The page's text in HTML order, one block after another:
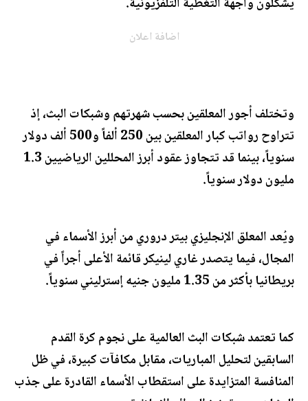
اضافة اعلان
وتختلف أجور المعلقين بحسب شهرتهم وشبكات البث، إذ
تتراوح رواتب كبار المعلقين بين 250 ألفاً و500 ألف دولار
سنوياً، بينما قد تتجاوز عقود أبرز المحللين الرياضيين 1.3
مليون دولار سنوياً.
ويُعد المعلق الإنجليزي بيتر دروري من أبرز الأسماء في
المجال، فيما يتصدر غاري لينيكر قائمة الأعلى أجراً في
بريطانيا بأكثر من 1.35 مليون جنيه إسترليني سنوياً.
كما تعتمد شبكات البث العالمية على نجوم كرة القدم
السابقين لتحليل المباريات، مقابل مكافآت كبيرة، في ظل
المنافسة المتزايدة على استقطاب الأسماء القادرة على جذب